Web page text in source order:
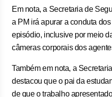
Em nota, a Secretaria de
a PM irá apurar a conduta
episódio, inclusive por meio
câmeras corporais dos
Também em nota, a
destacou que o pai da
de que o trabalho